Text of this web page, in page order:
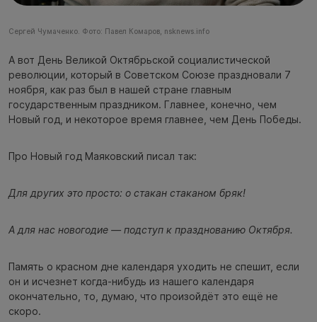
Сергей Чумаченко. Фото: Павел Комаров, nsknews.info
А вот День Великой Октябрьской социалистической
революции, который в Советском Союзе праздновали 7
ноября, как раз был в нашей стране главным
государственным праздником. Главнее, конечно, чем
Новый год, и некоторое время главнее, чем День Победы.
Про Новый год Маяковский писал так:
Для других это просто: о стакан стаканом бряк!
А для нас новогодие — подступ к празднованию Октября.
Память о красном дне календаря уходить не спешит, если
он и исчезнет когда-нибудь из нашего календаря
окончательно, то, думаю, что произойдёт это ещё не
скоро.